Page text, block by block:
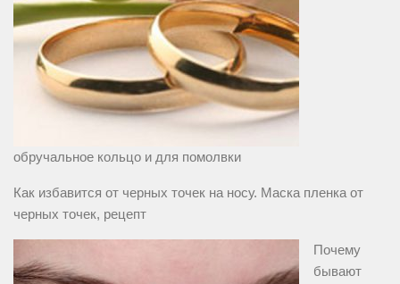
обручальное кольцо и для помолвки
Как избавится от черных точек на носу. Маска пленка от
черных точек, рецепт
Почему
бывают